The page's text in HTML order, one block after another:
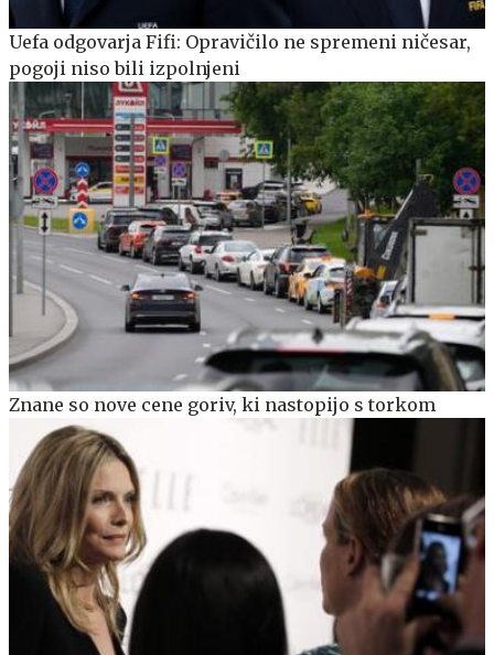
Uefa odgovarja Fifi: Opravičilo ne spremeni ničesar,
pogoji niso bili izpolnjeni
Znane so nove cene goriv, ki nastopijo s torkom